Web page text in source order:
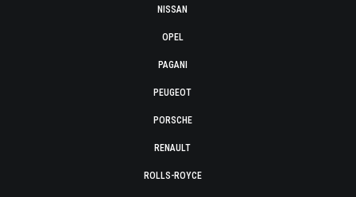
NISSAN
OPEL
PAGANI
PEUGEOT
PORSCHE
RENAULT
ROLLS-ROYCE